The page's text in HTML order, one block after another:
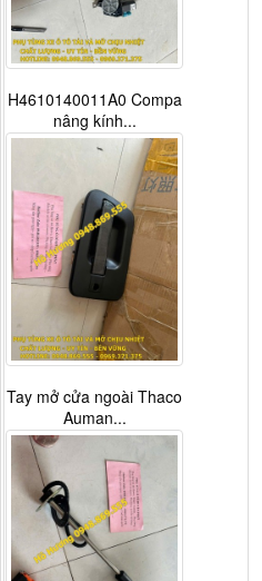
H4610140011A0 Compa
nâng kính...
Tay mở cửa ngoài Thaco
Auman...